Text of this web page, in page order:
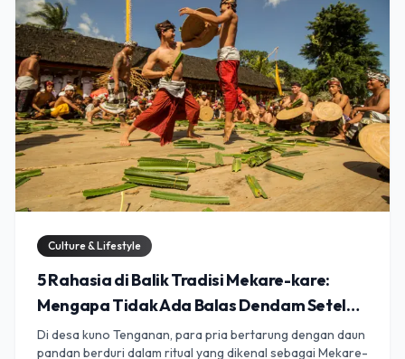
Culture & Lifestyle
5 Rahasia di Balik Tradisi Mekare-kare:
Mengapa Tidak Ada Balas Dendam Setelah
Perang?
Di desa kuno Tenganan, para pria bertarung dengan daun
pandan berduri dalam ritual yang dikenal sebagai Mekare-